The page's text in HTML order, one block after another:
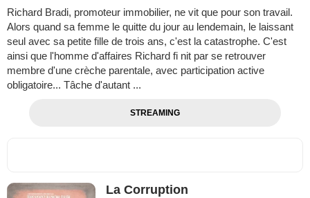
Richard Bradi, promoteur immobilier, ne vit que pour son travail.
Alors quand sa femme le quitte du jour au lendemain, le laissant
seul avec sa petite fille de trois ans, c'est la catastrophe. C'est
ainsi que l'homme d'affaires Richard fi nit par se retrouver
membre d'une crèche parentale, avec participation active
obligatoire... Tâche d'autant ...
STREAMING
La Corruption